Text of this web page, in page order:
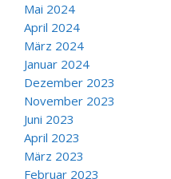
Mai 2024
April 2024
März 2024
Januar 2024
Dezember 2023
November 2023
Juni 2023
April 2023
März 2023
Februar 2023